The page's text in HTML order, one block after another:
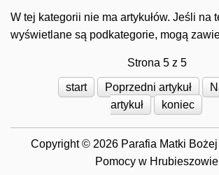
W tej kategorii nie ma artykułów. Jeśli na
wyświetlane są podkategorie, mogą
Strona 5 z 5
start Poprzedni artykuł
artykuł
koniec
Copyright © 2026 Parafia Matki
Pomocy w Hrubieszowie